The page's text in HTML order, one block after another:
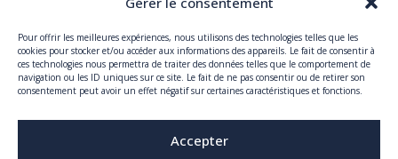
Pour offrir les meilleures expériences, nous utilisons des technologies telles que les
cookies pour stocker et/ou accéder aux informations des appareils. Le fait de consentir à
ces technologies nous permettra de traiter des données telles que le comportement de
navigation ou les ID uniques sur ce site. Le fait de ne pas consentir ou de retirer son
consentement peut avoir un effet négatif sur certaines caractéristiques et fonctions.
Accepter
Responsabilités légales et contractuelles des
constructeurs
Assistance aux opérations d’expertise